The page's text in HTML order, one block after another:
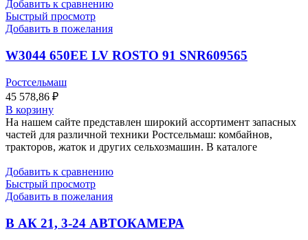
Добавить к сравнению
Быстрый просмотр
Добавить в пожелания
W3044 650EE LV ROSTO 91 SNR609565
Ростсельмаш
45 578,86 ₽
В корзину
На нашем сайте представлен широкий ассортимент запасных
частей для различной техники Ростсельмаш: комбайнов,
тракторов, жаток и других сельхозмашин. В каталоге
Добавить к сравнению
Быстрый просмотр
Добавить в пожелания
В АК 21, 3-24 АВТОКАМЕРА